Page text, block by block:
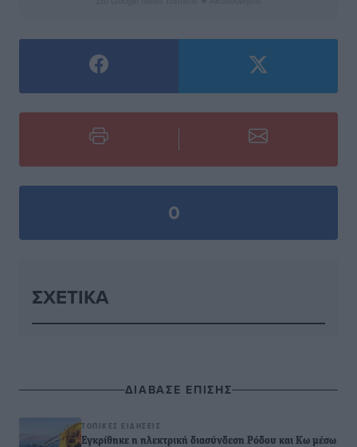
0
ΣΧΕΤΙΚΆ
ΔΙΑΒΑΣΕ ΕΠΙΣΗΣ
ΤΟΠΙΚΈΣ ΕΙΔΉΣΕΙΣ
Εγκρίθηκε η ηλεκτρική διασύνδεση Ρόδου και Κω μέσω